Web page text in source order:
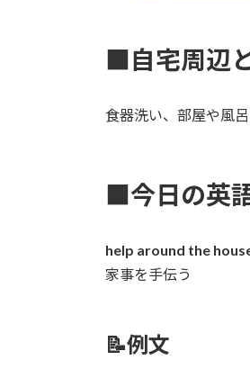
■自宅周辺
食器洗い、部屋や風
■今日の英
help around the
家事を手伝う
📝例文